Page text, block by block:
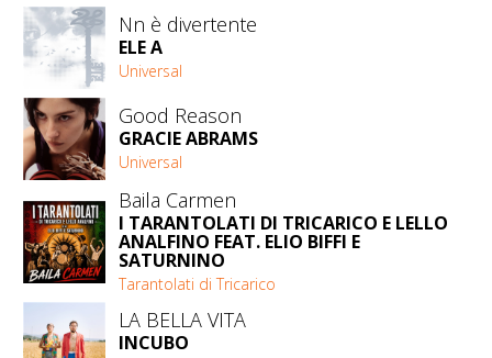
Nn è divertente
ELE A
Universal
Good Reason
GRACIE ABRAMS
Universal
Baila Carmen
I TARANTOLATI DI TRICARICO E LELLO
ANALFINO FEAT. ELIO BIFFI E
SATURNINO
Tarantolati di Tricarico
LA BELLA VITA
INCUBO